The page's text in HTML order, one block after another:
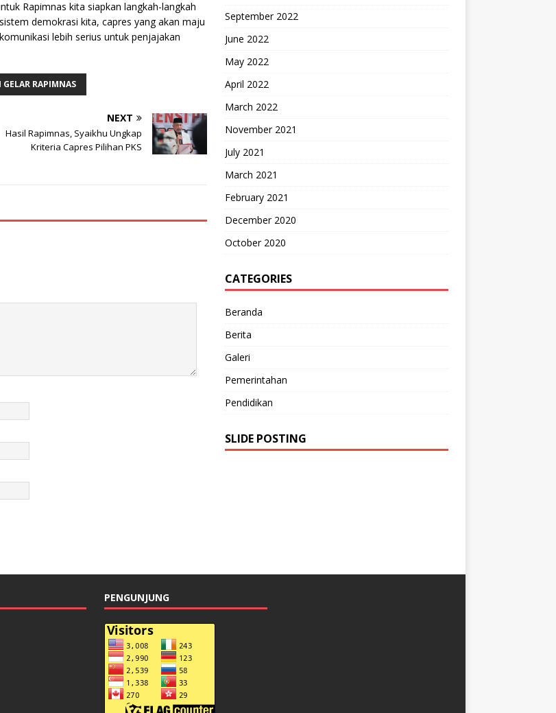
Rapimnas kita siapkan langkah-langkah
demokrasi kita, capres yang akan maju
lebih serius untuk penjajakan
GELAR RAPIMNAS
NEXT
Hasil Rapimnas, Syaikhu Ungkap
Kriteria Capres Pilihan PKS
September 2022
June 2022
May 2022
April 2022
March 2022
November 2021
July 2021
March 2021
February 2021
December 2020
October 2020
CATEGORIES
Beranda
Berita
Galeri
Pemerintahan
Pendidikan
SLIDE POSTING
PENGUNJUNG